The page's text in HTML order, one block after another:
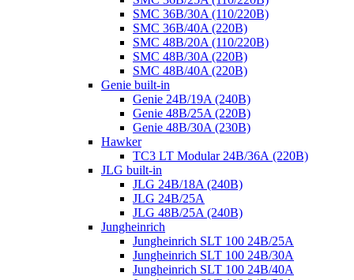
SMC 36B/30A (110/220B)
SMC 36B/40A (220B)
SMC 48B/20A (110/220B)
SMC 48B/30A (220B)
SMC 48B/40A (220B)
Genie built-in
Genie 24B/19A (240B)
Genie 48B/25A (220B)
Genie 48B/30A (230B)
Hawker
TC3 LT Modular 24В/36А (220B)
JLG built-in
JLG 24B/18A (240B)
JLG 24B/25A
JLG 48B/25A (240B)
Jungheinrich
Jungheinrich SLT 100 24B/25A
Jungheinrich SLT 100 24B/30A
Jungheinrich SLT 100 24B/40A